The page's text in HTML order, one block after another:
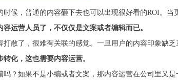
候，普通的内容砸下去也可以出现很好看的ROI。
运营人员了，不仅仅是文案或者编辑而已。
散了，很难有关联的感觉。一旦用户的内容印象缺乏
化，这也需要内容运营。
？如果不是小编或者文案，那内容运营在公司里又是